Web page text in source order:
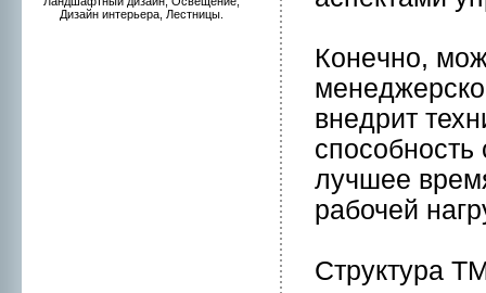
Дизайн интерьера, Лестницы.
Конeчнo,
внeдрит
способнoсть
лучшее
рабочей
Структура